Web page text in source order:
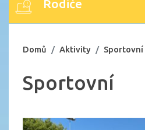
Rodiče
Domů Aktivity Sportovní
Sportovní